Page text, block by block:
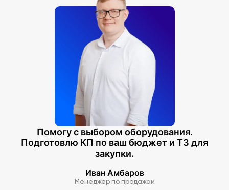
Помогу с выбором оборудования.
Подготовлю КП по ваш бюджет и ТЗ для
закупки.
Иван Амбаров
Менеджер по продажам